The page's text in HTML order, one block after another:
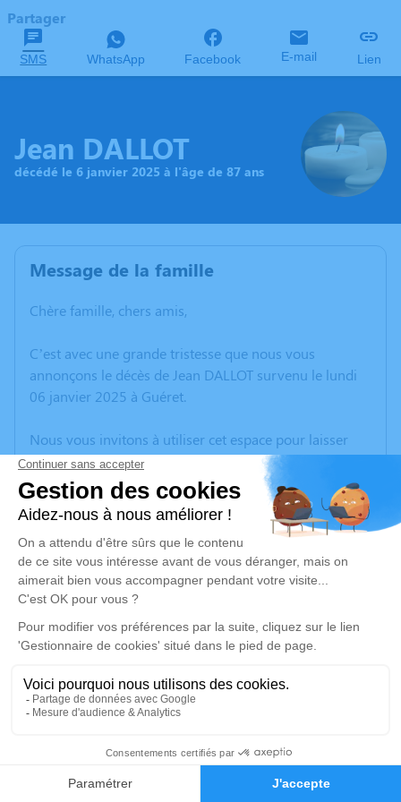
Faire-part Hommages
Partager
SMS WhatsApp Facebook E-mail Lien
Jean DALLOT
décédé le 6 janvier 2025 à l'âge de 87 ans
Message de la famille
Chère famille, chers amis,
C’est avec une grande tristesse que nous vous
annonçons le décès de Jean DALLOT survenu le lundi
06 janvier 2025 à Guéret.
Nous vous invitons à utiliser cet espace pour laisser
vos condoléances, partager des photos souvenirs, une
anecdote ou exprimer vos pensées à travers des
poèmes ou des textes. Cet endroit est un lieu
d'expression dédié à honorer la mémoire de Jean
DALLOT.
Un service de plantation d’arbre hommage est
disponible ici.
Je rends hommage
Cérémonie civile
Mairie de La Cellette
8 rue de la Cascade